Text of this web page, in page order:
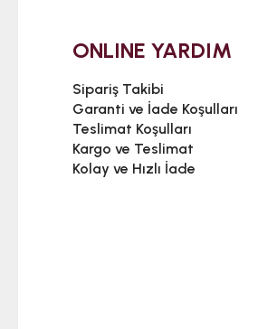
ONLINE YARDIM
Sipariş Takibi
Garanti ve İade Koşulları
Teslimat Koşulları
Kargo ve Teslimat
Kolay ve Hızlı İade